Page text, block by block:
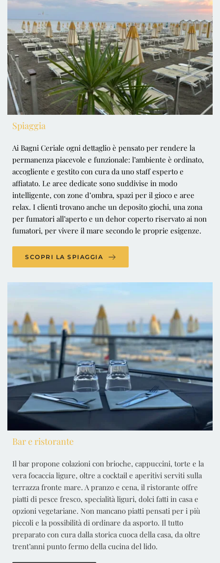
Spiaggia
Ai Bagni Ceriale ogni dettaglio è pensato per rendere la
permanenza piacevole e funzionale: l’ambiente è ordinato,
accogliente e gestito con cura da uno staff esperto e
affiatato. Le aree dedicate sono suddivise in modo
intelligente, con zone d’ombra, spazi per il gioco e aree
relax. I clienti trovano anche un deposito giochi, una zona
per fumatori all’aperto e un dehor coperto riservato ai non
fumatori, per vivere il mare secondo le proprie esigenze.
SCOPRI LA SPIAGGIA
Bar e ristorante
Il bar propone colazioni con brioche, cappuccini, torte e la
vera focaccia ligure, oltre a cocktail e aperitivi serviti sulla
terrazza fronte mare. A pranzo e cena, il ristorante offre
piatti di pesce fresco, specialità liguri, dolci fatti in casa e
opzioni vegetariane. Non mancano piatti pensati per i più
piccoli e la possibilità di ordinare da asporto. Il tutto
preparato con cura dalla storica cuoca della casa, da oltre
trent’anni punto fermo della cucina del lido.